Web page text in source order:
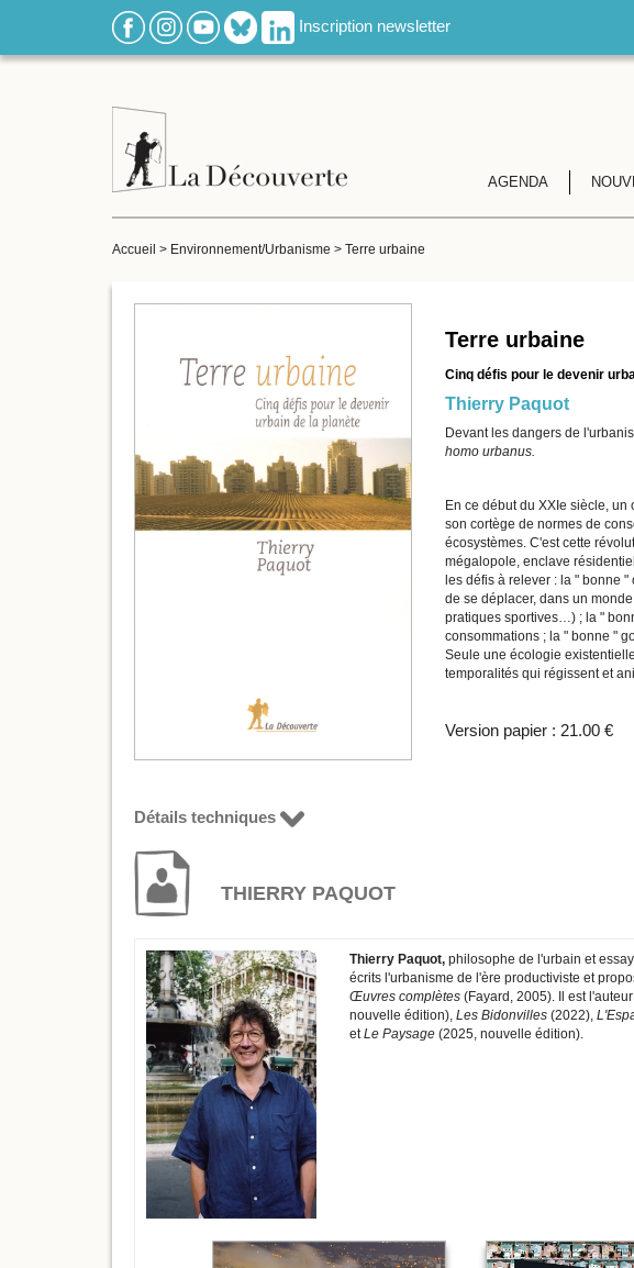
Inscription newsletter
AGENDA
Accueil > Environnement/Urbanisme > Terre urbaine
Terre urbaine
Cinq défis pour le devenir
Thierry Paquot
Devant les dangers de
homo urbanus.
En ce début du XXIe siècle,
son cortège de normes de
écosystèmes. C'est cette
mégalopole, enclave
les défis à relever : la " bonne
de se déplacer, dans un
pratiques sportives…) ; la "
consommations ; la " bonne "
Seule une écologie
temporalités qui régissent et
Version papier : 21.00 €
Détails techniques
THIERRY PAQUOT
Thierry Paquot,philosophe de l'urbain et
écrits l'urbanisme de l'ère productiviste et
Œuvres complètes(Fayard, 2005). Il est
nouvelle édition), Les Bidonvilles(2022),
etLe Paysage(2025, nouvelle édition).